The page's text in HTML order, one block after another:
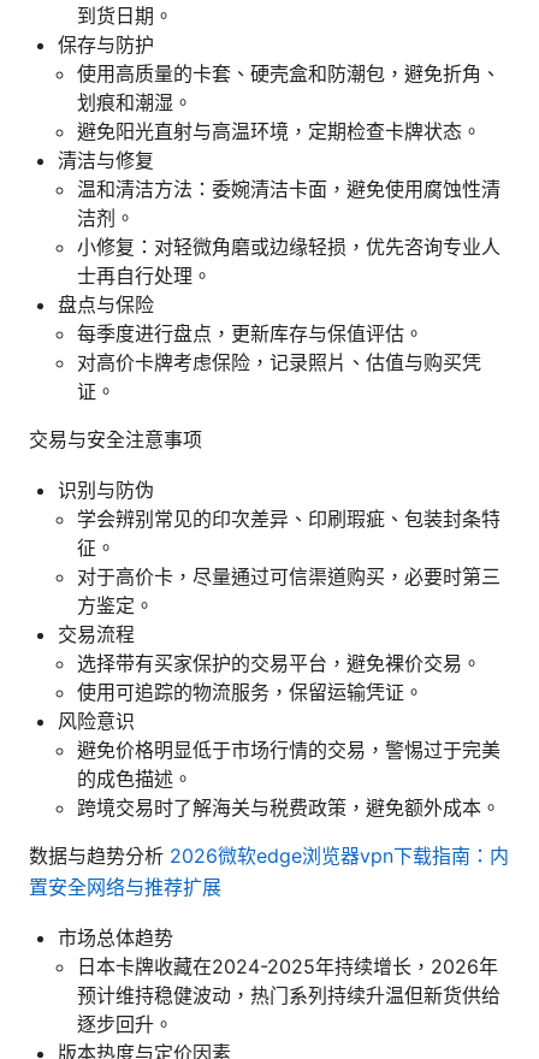
到货日期。
保存与防护
使用高质量的卡套、硬壳盒和防潮包，避免折角、
划痕和潮湿。
避免阳光直射与高温环境，定期检查卡牌状态。
清洁与修复
温和清洁方法：委婉清洁卡面，避免使用腐蚀性清
洁剂。
小修复：对轻微角磨或边缘轻损，优先咨询专业人
士再自行处理。
盘点与保险
每季度进行盘点，更新库存与保值评估。
对高价卡牌考虑保险，记录照片、估值与购买凭
证。
交易与安全注意事项
识别与防伪
学会辨别常见的印次差异、印刷瑕疵、包装封条特
征。
对于高价卡，尽量通过可信渠道购买，必要时第三
方鉴定。
交易流程
选择带有买家保护的交易平台，避免裸价交易。
使用可追踪的物流服务，保留运输凭证。
风险意识
避免价格明显低于市场行情的交易，警惕过于完美
的成色描述。
跨境交易时了解海关与税费政策，避免额外成本。
数据与趋势分析 2026微软edge浏览器vpn下载指南：内
置安全网络与推荐扩展
市场总体趋势
日本卡牌收藏在2024-2025年持续增长，2026年
预计维持稳健波动，热门系列持续升温但新货供给
逐步回升。
版本热度与定价因素